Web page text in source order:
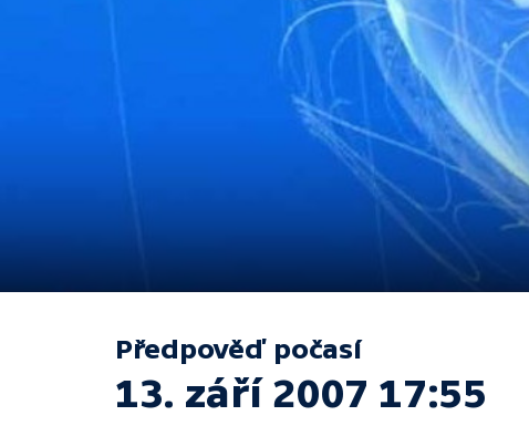
Předpověď počasí
13. září 2007 17:55